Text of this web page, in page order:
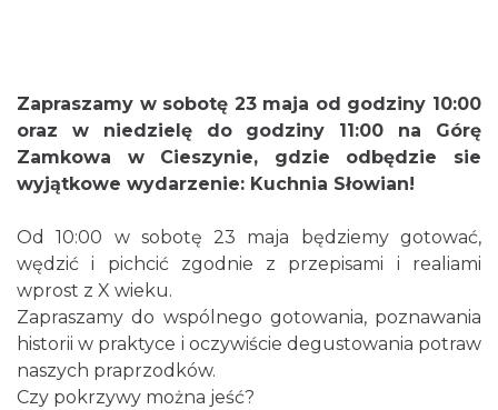
Cieszyn
Zapraszamy w sobotę 23 maja od godziny 10:00
oraz w niedzielę do godziny 11:00 na Górę
Zamkowa w Cieszynie, gdzie odbędzie sie
wyjątkowe wydarzenie: Kuchnia Słowian!
Od 10:00 w sobotę 23 maja będziemy gotować,
wędzić i pichcić zgodnie z przepisami i realiami
wprost z X wieku.
Zapraszamy do wspólnego gotowania, poznawania
historii w praktyce i oczywiście degustowania potraw
naszych praprzodków.
Czy pokrzywy można jeść?